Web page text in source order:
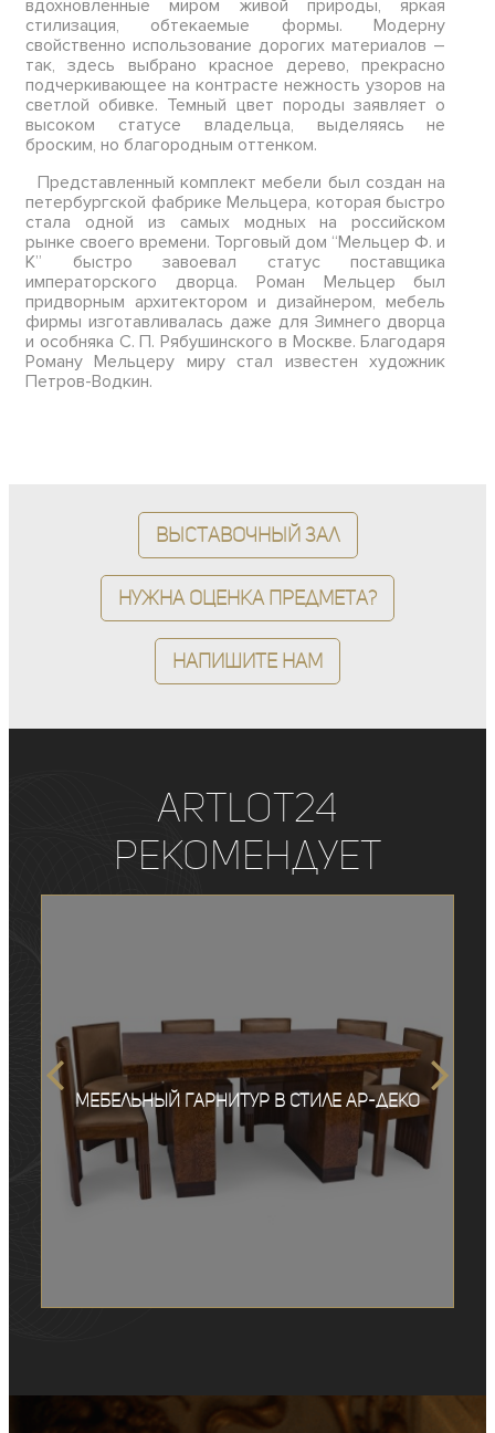
вдохновленные миром живой природы, яркая
стилизация, обтекаемые формы. Модерну
свойственно использование дорогих материалов –
так, здесь выбрано красное дерево, прекрасно
подчеркивающее на контрасте нежность узоров на
светлой обивке. Темный цвет породы заявляет о
высоком статусе владельца, выделяясь не
броским, но благородным оттенком.
Представленный комплект мебели был создан на
петербургской фабрике Мельцера, которая быстро
стала одной из самых модных на российском
рынке своего времени. Торговый дом “Мельцер Ф. и
К” быстро завоевал статус поставщика
императорского дворца. Роман Мельцер был
придворным архитектором и дизайнером, мебель
фирмы изготавливалась даже для Зимнего дворца
и особняка С. П. Рябушинского в Москве. Благодаря
Роману Мельцеру миру стал известен художник
Петров-Водкин.
Выставочный зал
Нужна оценка предмета?
Напишите нам
ArtLot24
рекомендует
Мебельный гарнитур в стиле ар-деко